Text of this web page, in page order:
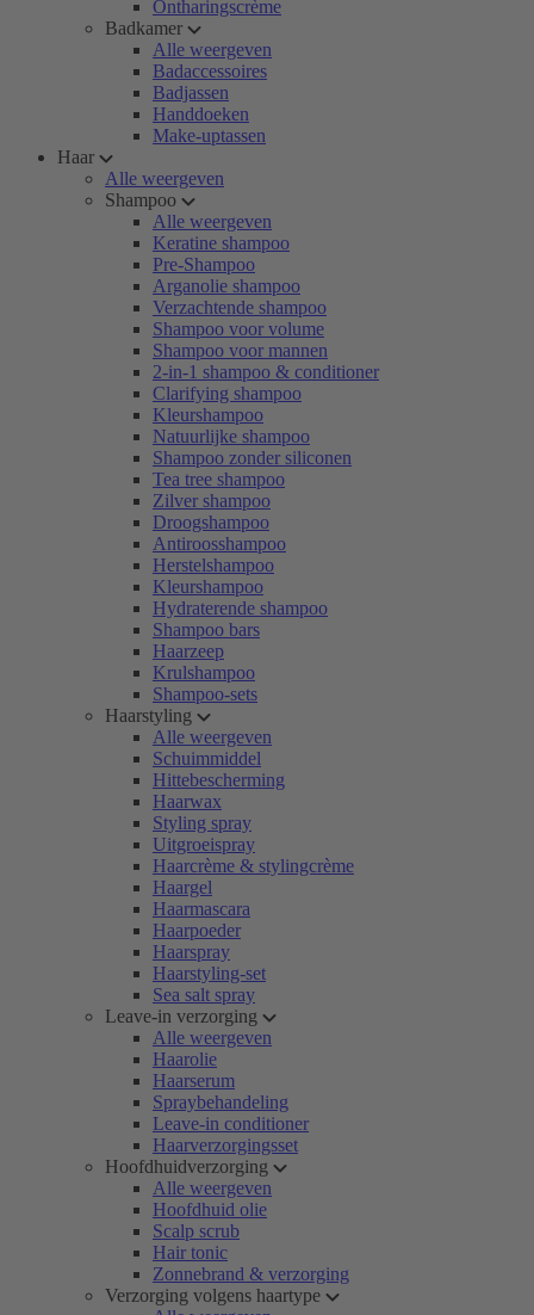
Ontharingscrème
Badkamer
Alle weergeven
Badaccessoires
Badjassen
Handdoeken
Make-uptassen
Haar
Alle weergeven
Shampoo
Alle weergeven
Keratine shampoo
Pre-Shampoo
Arganolie shampoo
Verzachtende shampoo
Shampoo voor volume
Shampoo voor mannen
2-in-1 shampoo & conditioner
Clarifying shampoo
Kleurshampoo
Natuurlijke shampoo
Shampoo zonder siliconen
Tea tree shampoo
Zilver shampoo
Droogshampoo
Antiroosshampoo
Herstelshampoo
Kleurshampoo
Hydraterende shampoo
Shampoo bars
Haarzeep
Krulshampoo
Shampoo-sets
Haarstyling
Alle weergeven
Schuimmiddel
Hittebescherming
Haarwax
Styling spray
Uitgroeispray
Haarcrème & stylingcrème
Haargel
Haarmascara
Haarpoeder
Haarspray
Haarstyling-set
Sea salt spray
Leave-in verzorging
Alle weergeven
Haarolie
Haarserum
Spraybehandeling
Leave-in conditioner
Haarverzorgingsset
Hoofdhuidverzorging
Alle weergeven
Hoofdhuid olie
Scalp scrub
Hair tonic
Zonnebrand & verzorging
Verzorging volgens haartype